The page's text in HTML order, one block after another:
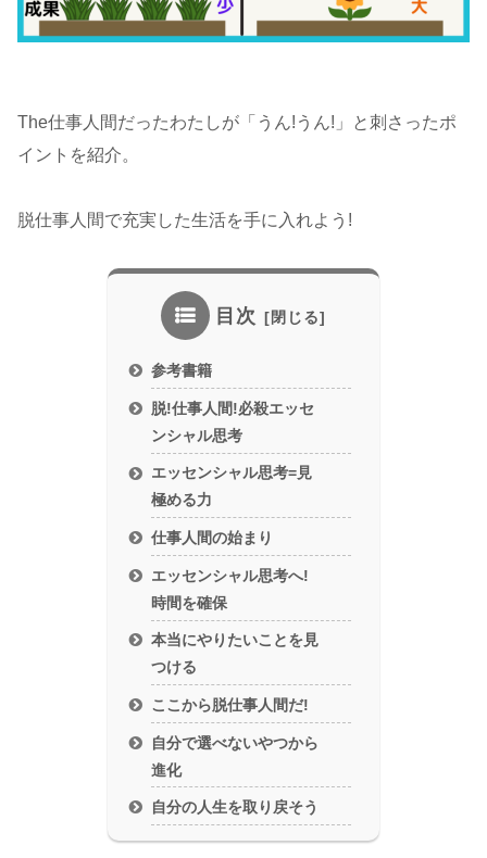
The仕事人間だったわたしが「うん!うん!」と刺さったポ
イントを紹介。
脱仕事人間で充実した生活を手に入れよう!
目次
参考書籍
脱!仕事人間!必殺エッセ
ンシャル思考
エッセンシャル思考=見
極める力
仕事人間の始まり
エッセンシャル思考へ!
時間を確保
本当にやりたいことを見
つける
ここから脱仕事人間だ!
自分で選べないやつから
進化
自分の人生を取り戻そう